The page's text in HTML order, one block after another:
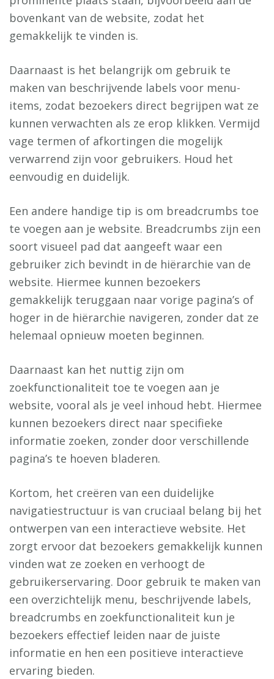
bovenkant van de website, zodat het
gemakkelijk te vinden is.
Daarnaast is het belangrijk om gebruik te
maken van beschrijvende labels voor menu-
items, zodat bezoekers direct begrijpen wat ze
kunnen verwachten als ze erop klikken. Vermijd
vage termen of afkortingen die mogelijk
verwarrend zijn voor gebruikers. Houd het
eenvoudig en duidelijk.
Een andere handige tip is om breadcrumbs toe
te voegen aan je website. Breadcrumbs zijn een
soort visueel pad dat aangeeft waar een
gebruiker zich bevindt in de hiërarchie van de
website. Hiermee kunnen bezoekers
gemakkelijk teruggaan naar vorige pagina’s of
hoger in de hiërarchie navigeren, zonder dat ze
helemaal opnieuw moeten beginnen.
Daarnaast kan het nuttig zijn om
zoekfunctionaliteit toe te voegen aan je
website, vooral als je veel inhoud hebt. Hiermee
kunnen bezoekers direct naar specifieke
informatie zoeken, zonder door verschillende
pagina’s te hoeven bladeren.
Kortom, het creëren van een duidelijke
navigatiestructuur is van cruciaal belang bij het
ontwerpen van een interactieve website. Het
zorgt ervoor dat bezoekers gemakkelijk kunnen
vinden wat ze zoeken en verhoogt de
gebruikerservaring. Door gebruik te maken van
een overzichtelijk menu, beschrijvende labels,
breadcrumbs en zoekfunctionaliteit kun je
bezoekers effectief leiden naar de juiste
informatie en hen een positieve interactieve
ervaring bieden.